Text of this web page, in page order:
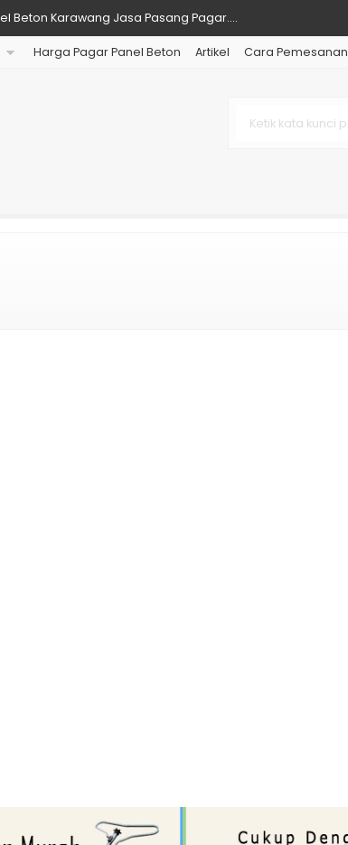
Beton Karawang Jasa Pasang Pagar....
Beton Grogol Petamburan Jakarta ....
Beton Jakarta Barat Supplier Bet....
Harga Pagar Panel Beton Artikel Cara Pemesanan